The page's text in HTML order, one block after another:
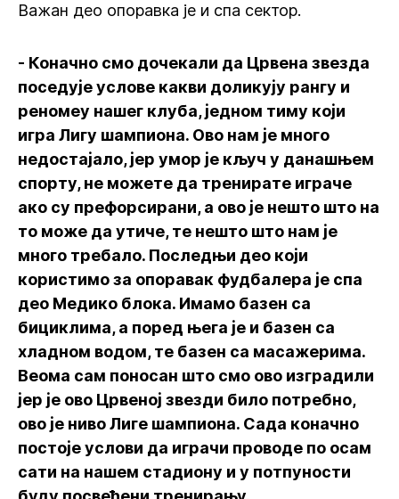
Важан део опoравка је и спа сектор.
- Коначно смо дочекали да Црвена звезда
поседује услове какви доликују рангу и
реномеу нашег клуба, једном тиму који
игра Лигу шампиона. Ово нам је много
недостајало, јер умор је кључ у данашњем
спорту, не можете да тренирате играче
ако су префорсирани, а ово је нешто што на
то може да утиче, те нешто што нам је
много требало. Последњи део који
користимо за опоравак фудбалера је спа
део Медико блока. Имамо базен са
бициклима, а поред њега је и базен са
хладном водом, те базен са масажерима.
Веома сам поносан што смо ово изградили
јер је ово Црвеној звезди било потребно,
ово је ниво Лиге шампиона. Сада коначно
постоје услови да играчи проводе по осам
сати на нашем стадиону и у потпуности